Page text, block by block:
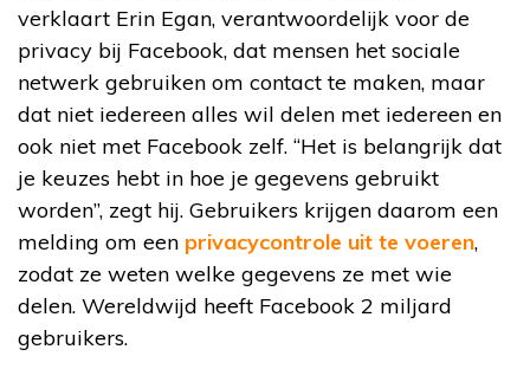
verklaart Erin Egan, verantwoordelijk voor de
privacy bij Facebook, dat mensen het sociale
netwerk gebruiken om contact te maken, maar
dat niet iedereen alles wil delen met iedereen en
ook niet met Facebook zelf. “Het is belangrijk dat
je keuzes hebt in hoe je gegevens gebruikt
worden”, zegt hij. Gebruikers krijgen daarom een
melding om een privacycontrole uit te voeren,
zodat ze weten welke gegevens ze met wie
delen. Wereldwijd heeft Facebook 2 miljard
gebruikers.